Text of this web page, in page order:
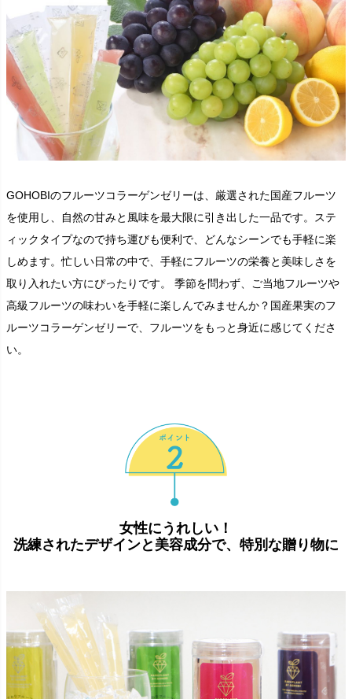
GOHOBIのフルーツコラーゲンゼリーは、厳選された国産フルーツ
を使用し、自然の甘みと風味を最大限に引き出した一品です。ステ
ィックタイプなので持ち運びも便利で、どんなシーンでも手軽に楽
しめます。忙しい日常の中で、手軽にフルーツの栄養と美味しさを
取り入れたい方にぴったりです。 季節を問わず、ご当地フルーツや
高級フルーツの味わいを手軽に楽しんでみませんか？国産果実のフ
ルーツコラーゲンゼリーで、フルーツをもっと身近に感じてくださ
い。
女性にうれしい！
洗練されたデザインと美容成分で、特別な贈り物に